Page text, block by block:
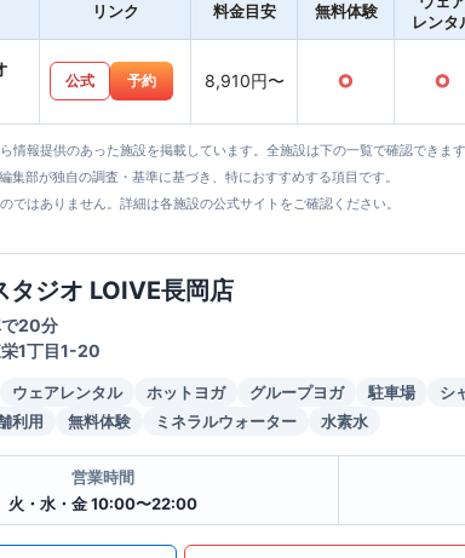
リンク 料金目安 無料体験
レンタ
公式 予約 8,910円〜 ○ ○
情報提供のあった施設を掲載しています。全施設は下の一覧で確認できます
集部が独自の調査・基準に基づき、特におすすめする項目です。
ではありません。詳細は各施設の公式サイトをご確認ください。
タジオ LOIVE長岡店
20分
1丁目1-20
ウェアレンタル ホットヨガ グループヨガ 駐車場
シ
利用 無料体験 ミネラルウォーター 水素水
営業時間
火・水・金 10:00〜22:00